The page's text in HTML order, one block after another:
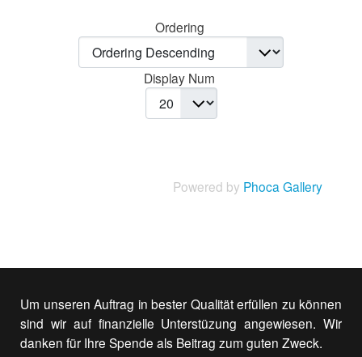
Ordering
Display Num
Powered by Phoca Gallery
Um unseren Auftrag in bester Qualität erfüllen zu können
sind wir auf finanzielle Unterstüzung angewiesen. Wir
danken für Ihre Spende als Beitrag zum guten Zweck.